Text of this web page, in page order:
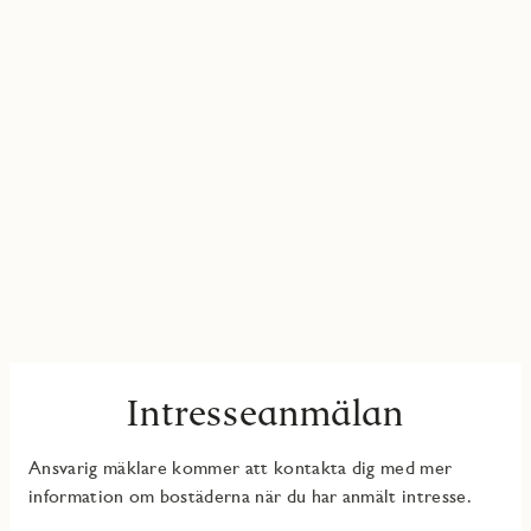
Intresseanmälan
Ansvarig mäklare kommer att kontakta dig med mer
information om bostäderna när du har anmält intresse.